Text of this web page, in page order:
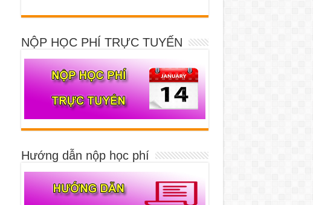
NỘP HỌC PHÍ TRỰC TUYẾN
Hướng dẫn nộp học phí